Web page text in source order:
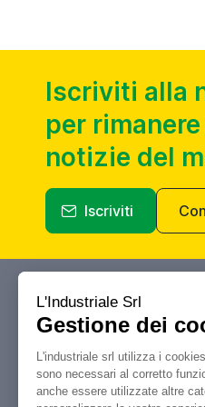
Iscriviti alla
per
notizie del
Iscriviti
Industriale.it
Il tuo portale di
compravendita, aste e
macchine utensili e